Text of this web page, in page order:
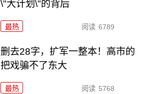
\"大计划\"的背后
最热 阅读 6789
删去28字，扩军一整本！高市的
把戏骗不了东大
最热 阅读 5768